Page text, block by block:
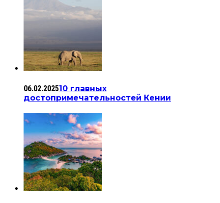
06.02.202510 главных
достопримечательностей Кении